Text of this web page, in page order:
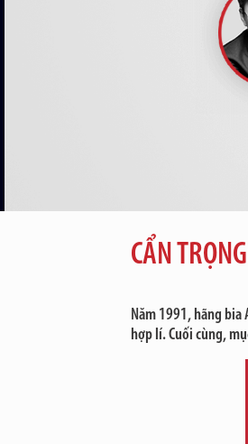
CẨN
Năm 1991, hãng bia
hợp lí. Cuối cùng,